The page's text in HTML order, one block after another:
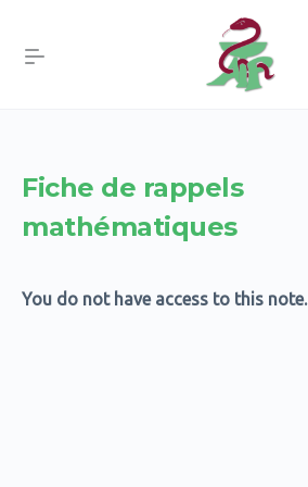
Fiche de rappels
mathématiques
You do not have access to this note.